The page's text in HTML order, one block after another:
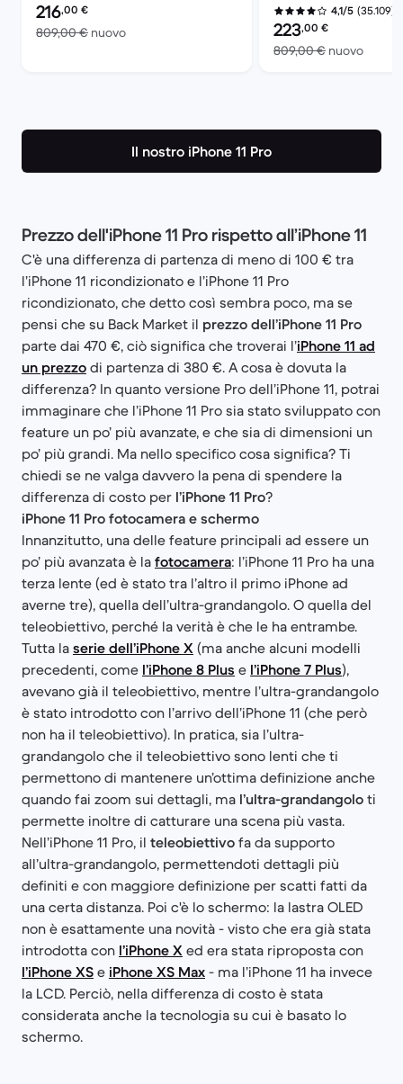
Prezzo del ricondizionato:
216,00 €
809,00 € nuovoRispetto a 809,00 € del nuovo
4,1/5 (35.109)
Prezzo del
223,00 €
809,00 € nuovo
Il nostro iPhone 11 Pro
Prezzo dell'iPhone 11 Pro rispetto all’iPhone 11
C'è una differenza di partenza di meno di 100 € tra
l’iPhone 11 ricondizionato e l’iPhone 11 Pro
ricondizionato, che detto così sembra poco, ma se
pensi che su Back Market il prezzo dell’iPhone 11 Pro
parte dai 470 €, ciò significa che troverai l’iPhone 11 ad
un prezzo di partenza di 380 €. A cosa è dovuta la
differenza? In quanto versione Pro dell’iPhone 11, potrai
immaginare che l’iPhone 11 Pro sia stato sviluppato con
feature un po’ più avanzate, e che sia di dimensioni un
po’ più grandi. Ma nello specifico cosa significa? Ti
chiedi se ne valga davvero la pena di spendere la
differenza di costo per l’iPhone 11 Pro?
iPhone 11 Pro fotocamera e schermo
Innanzitutto, una delle feature principali ad essere un
po’ più avanzata è la fotocamera: l’iPhone 11 Pro ha una
terza lente (ed è stato tra l’altro il primo iPhone ad
averne tre), quella dell’ultra-grandangolo. O quella del
teleobiettivo, perché la verità è che le ha entrambe.
Tutta la serie dell’iPhone X (ma anche alcuni modelli
precedenti, come l’iPhone 8 Plus e l’iPhone 7 Plus),
avevano già il teleobiettivo, mentre l’ultra-grandangolo
è stato introdotto con l’arrivo dell’iPhone 11 (che però
non ha il teleobiettivo). In pratica, sia l’ultra-
grandangolo che il teleobiettivo sono lenti che ti
permettono di mantenere un’ottima definizione anche
quando fai zoom sui dettagli, ma l’ultra-grandangolo ti
permette inoltre di catturare una scena più vasta.
Nell’iPhone 11 Pro, il teleobiettivo fa da supporto
all’ultra-grandangolo, permettendoti dettagli più
definiti e con maggiore definizione per scatti fatti da
una certa distanza. Poi c'è lo schermo: la lastra OLED
non è esattamente una novità - visto che era già stata
introdotta con l’iPhone X ed era stata riproposta con
l’iPhone XS e iPhone XS Max - ma l’iPhone 11 ha invece
la LCD. Perciò, nella differenza di costo è stata
considerata anche la tecnologia su cui è basato lo
schermo.